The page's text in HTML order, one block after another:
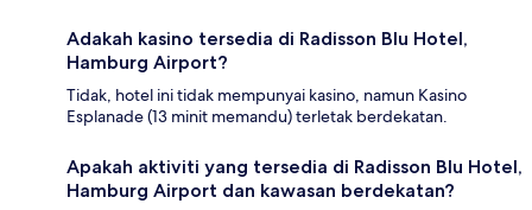
Adakah kasino tersedia di Radisson Blu Hotel,
Hamburg Airport?
Tidak, hotel ini tidak mempunyai kasino, namun Kasino
Esplanade (13 minit memandu) terletak berdekatan.
Apakah aktiviti yang tersedia di Radisson Blu Hotel,
Hamburg Airport dan kawasan berdekatan?